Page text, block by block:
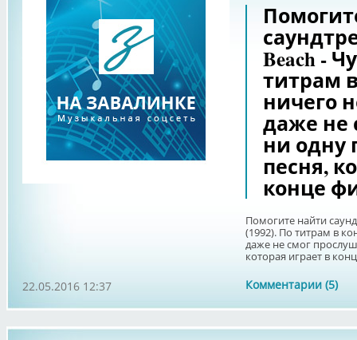
Beach -
титрам
ничего
даже не
ни одну
песня,
конце
Помогите найти
(1992). По титрам в
даже не смог
которая играет в
Комментарии (5)
22.05.2016 12:37